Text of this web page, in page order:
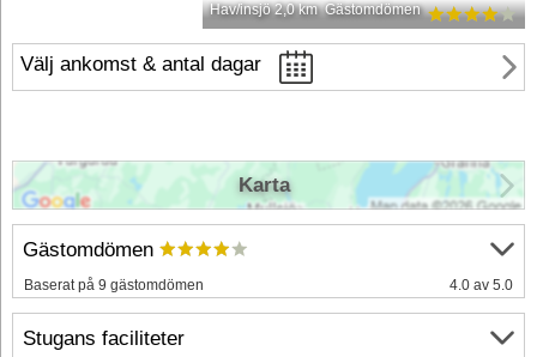
Hav/insjö 2,0 km Gästomdömen
Välj ankomst & antal dagar
Gästomdömen
Baserat på 9 gästomdömen 4.0 av 5.0
Stugans faciliteter
Karta